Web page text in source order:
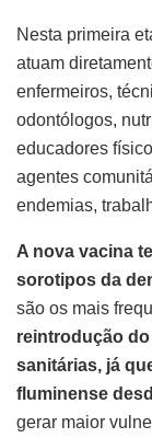
Nesta primeira
atuam
enfermeiros,
odontólogos,
educadores
agentes
endemias,
A nova vacina
sorotipos da
são os mais
reintrodução
sanitárias, já
fluminense
gerar maior